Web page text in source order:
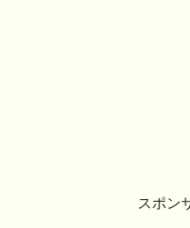
スポン